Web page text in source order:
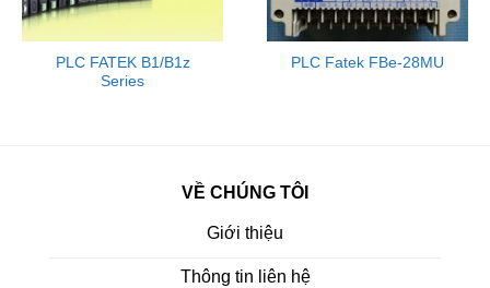
PLC FATEK B1/B1z
Series
PLC Fatek FBe-28MU
VỀ CHÚNG TÔI
Giới thiệu
Thông tin liên hệ